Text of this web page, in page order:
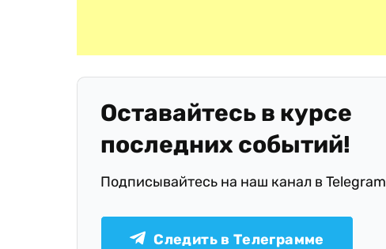
Оставайтесь в курсе
последних событий!
Подписывайтесь на наш канал в Telegram
Следить в Телеграмме